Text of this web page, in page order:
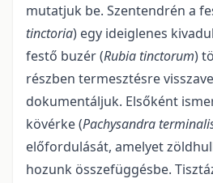
mutatjuk be. Szentendrén a
tinctoria) egy ideiglenes
festő buzér (Rubia tinctorum)
részben termesztésre
dokumentáljuk. Elsőként
kövérke (Pachysandra
előfordulását, amelyet
hozunk összefüggésbe.